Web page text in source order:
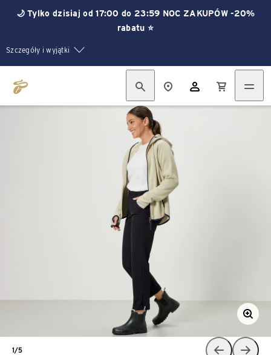
🌙 Tylko dzisiaj od 17:00 do 23:59 NOC ZAKUPÓW -20%
rabatu ⭐
Szczegóły i wyjątki
1/5